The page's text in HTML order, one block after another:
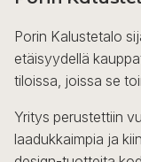
Porin Kalustetalo
etäisyydellä
tiloissa, joissa se
Yritys perustettiin
laadukkaimpia ja